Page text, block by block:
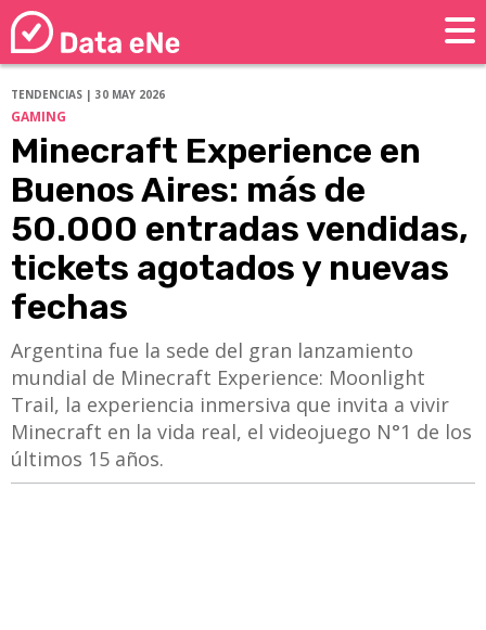
TENDENCIAS | 30 MAY 2026
GAMING
Minecraft Experience en
Buenos Aires: más de
50.000 entradas vendidas,
tickets agotados y nuevas
fechas
Argentina fue la sede del gran lanzamiento
mundial de Minecraft Experience: Moonlight
Trail, la experiencia inmersiva que invita a vivir
Minecraft en la vida real, el videojuego N°1 de los
últimos 15 años.